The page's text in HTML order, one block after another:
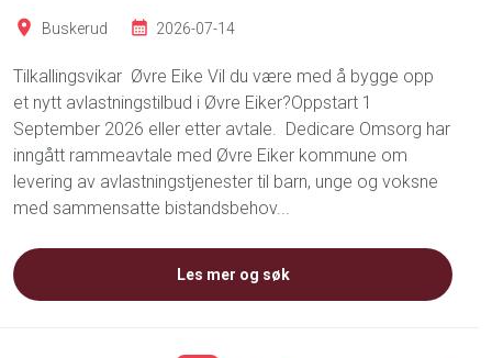
Buskerud 2026-07-14
Tilkallingsvikar Øvre Eike Vil du være med å bygge opp
et nytt avlastningstilbud i Øvre Eiker?Oppstart 1
September 2026 eller etter avtale. Dedicare Omsorg har
inngått rammeavtale med Øvre Eiker kommune om
levering av avlastningstjenester til barn, unge og voksne
med sammensatte bistandsbehov...
Les mer og søk